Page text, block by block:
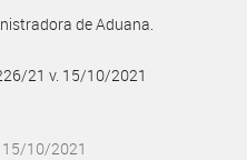
de Aduana.
21 v. 15/10/2021
15/10/2021